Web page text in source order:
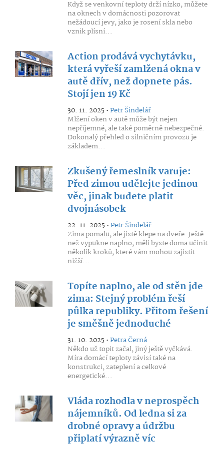
Když se venkovní teploty drží nízko, můžete
na oknech v domácnosti pozorovat
nežádoucí jevy, jako je rosení skla nebo
vznik plísní...
Action prodává vychytávku,
která vyřeší zamlžená okna v
autě dřív, než dopnete pás.
Stojí jen 19 Kč
30. 11. 2025 •Petr Šindelář
Mlžení oken v autě může být nejen
nepříjemné, ale také poměrně nebezpečné.
Dokonalý přehled o silničním provozu je
základem...
Zkušený řemeslník varuje:
Před zimou udělejte jedinou
věc, jinak budete platit
dvojnásobek
22. 11. 2025 •Petr Šindelář
Zima pomalu, ale jistě klepe na dveře. Ještě
než vypukne naplno, měli byste doma učinit
několik kroků, které vám mohou zajistit
nižší...
Topíte naplno, ale od stěn jde
zima: Stejný problém řeší
půlka republiky. Přitom řešení
je směšně jednoduché
31. 10. 2025 •Petra Černá
Někdo už topit začal, jiný ještě vyčkává.
Míra domácí teploty závisí také na
konstrukci, zateplení a celkové
energetické...
Vláda rozhodla v neprospěch
nájemníků. Od ledna si za
drobné opravy a údržbu
připlatí výrazně víc